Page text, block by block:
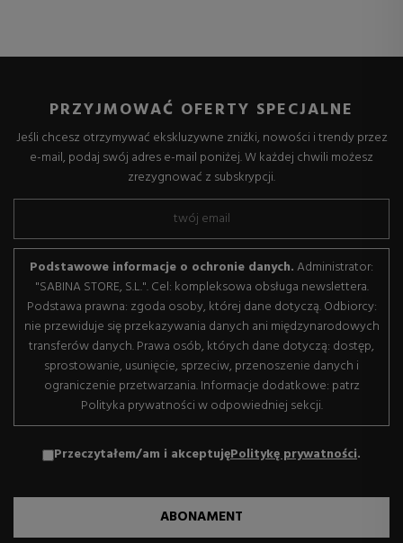
PRZYJMOWAĆ OFERTY SPECJALNE
Jeśli chcesz otrzymywać ekskluzywne zniżki, nowości i trendy przez
e-mail, podaj swój adres e-mail poniżej. W każdej chwili możesz
zrezygnować z subskrypcji.
Podstawowe informacje o ochronie danych.Administrator:
"SABINA STORE, S.L.". Cel: kompleksowa obsługa newslettera.
Podstawa prawna: zgoda osoby, której dane dotyczą. Odbiorcy:
nie przewiduje się przekazywania danych ani międzynarodowych
transferów danych. Prawa osób, których dane dotyczą: dostęp,
sprostowanie, usunięcie, sprzeciw, przenoszenie danych i
ograniczenie przetwarzania. Informacje dodatkowe: patrz
Polityka prywatności w odpowiedniej sekcji.
Przeczytałem/am i akceptujęPolitykę prywatności.
ABONAMENT